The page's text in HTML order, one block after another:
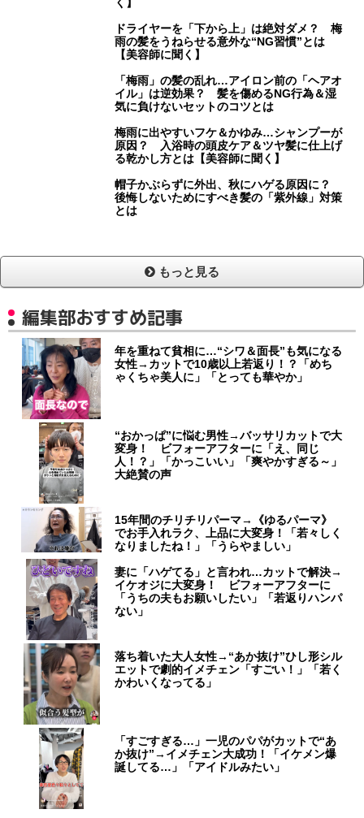
ドライヤーを「下から上」は絶対ダメ？ 梅
雨の髪をうねらせる意外な“NG習慣”とは
【美容師に聞く】
「梅雨」の髪の乱れ…アイロン前の「ヘアオ
イル」は逆効果？ 髪を傷めるNG行為＆湿
気に負けないセットのコツとは
梅雨に出やすいフケ＆かゆみ…シャンプーが
原因？ 入浴時の頭皮ケア＆ツヤ髪に仕上げ
る乾かし方とは【美容師に聞く】
帽子かぶらずに外出、秋にハゲる原因に？
後悔しないためにすべき髪の「紫外線」対策
とは
もっと見る
編集部おすすめ記事
年を重ねて貧相に…“シワ＆面長”も気になる
女性→カットで10歳以上若返り！？「めち
ゃくちゃ美人に」「とっても華やか」
“おかっぱ”に悩む男性→バッサリカットで大
変身！ ビフォーアフターに「え、同じ
人！？」「かっこいい」「爽やかすぎる～」
大絶賛の声
15年間のチリチリパーマ→《ゆるパーマ》
でお手入れラク、上品に大変身！「若々しく
なりましたね！」「うらやましい」
妻に「ハゲてる」と言われ…カットで解決→
イケオジに大変身！ ビフォーアフターに
「うちの夫もお願いしたい」「若返りハンパ
ない」
落ち着いた大人女性→“あか抜け”ひし形シル
エットで劇的イメチェン「すごい！」「若く
かわいくなってる」
「すごすぎる…」一児のパパがカットで“あ
か抜け”→イメチェン大成功！「イケメン爆
誕してる…」「アイドルみたい」